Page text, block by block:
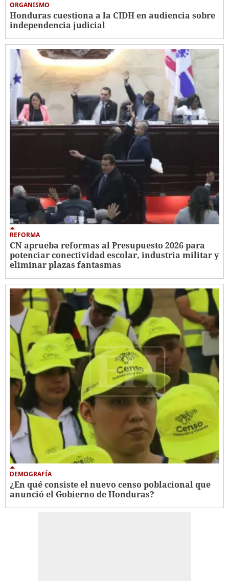
ORGANISMO
Honduras cuestiona a la CIDH en audiencia sobre
independencia judicial
REFORMA
CN aprueba reformas al Presupuesto 2026 para
potenciar conectividad escolar, industria militar y
eliminar plazas fantasmas
DEMOGRAFÍA
¿En qué consiste el nuevo censo poblacional que
anunció el Gobierno de Honduras?